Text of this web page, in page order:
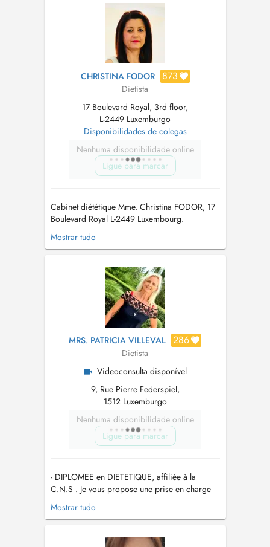
CHRISTINA FODOR 873
Dietista
17 Boulevard Royal, 3rd floor,
L-2449 Luxemburgo
Disponibilidades de colegas
Nenhuma disponibilidade online
Ligue para marcar
Cabinet diététique Mme. Christina FODOR, 17
Boulevard Royal L-2449 Luxembourg.
Diplômée en Dététique et Nutrition à l'
Université Harokopio d' Athènes, affiliée à la
lobésité et le patient bariatrique, l hypertension
artérielles, les maladies cardiovasculaires...
Mostrar tudo
MRS. PATRICIA VILLEVAL 286
Dietista
Videoconsulta disponível
9, Rue Pierre Federspiel,
1512 Luxemburgo
Nenhuma disponibilidade online
Ligue para marcar
- DIPLOMEE en DIETETIQUE, affiliée à la
C.N.S . Je vous propose une prise en charge
personnalisée en fonction de votre
problématique ( diabète, obésité, cholestérol,
, Un véritable outil , pour atteindre vos objectifs
Mostrar tudo